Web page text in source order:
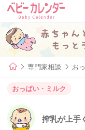
専門家相談 お
おっぱい・ミルク
搾乳が上手